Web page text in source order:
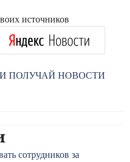
источников
ПОЛУЧАЙ НОВОСТИ
сотрудников за